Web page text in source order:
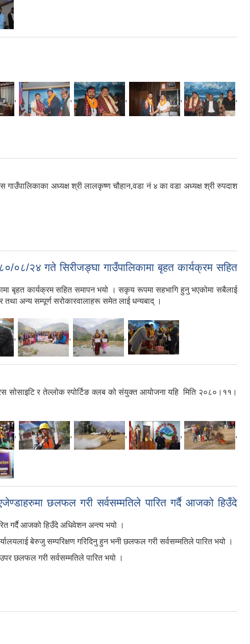
, , , , ,
अध्यक्ष श्री लालकृष्ण चौहान,वडा नं ४ का वडा अध्यक्ष श्री रुपदाश
०८/२४ गते सिरीजङ्घा गाउँपालिकामा बृहत कार्यक्रम सहित
बृहत कार्यक्रम सहित समापन भयो । सकृय रूपमा सहभागि हुनु भएकोमा सबैलाई
तथा अन्य सम्पूर्ण सरोकारवालाहरू समेत लाई धन्यबाद् ।
, , ,
सोसाइटि र तेल्लोक स्पोर्टिङ क्लब को संयुक्त आयोजना यहि मिति २०८०।११।
, , , , ,
छलफल गरी सर्वसम्मतिले पारित गर्दै आजको हिउँदे
गर्दै आजको हिउँदे अधिवेशन अन्त्य भयो ।
बेरुजु सम्परिक्षण गरिदिनु हुन भनी छलफल गरी सर्वसम्मतिले पारित भयो ।
छलफल गरी सर्वसम्मतिले पारित भयो ।